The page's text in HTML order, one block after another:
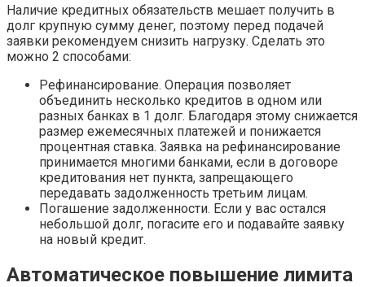
Наличие кредитных обязательств мешает получить в
долг крупную сумму денег, поэтому перед подачей
заявки рекомендуем снизить нагрузку. Сделать это
можно 2 способами:
Рефинансирование. Операция позволяет
объединить несколько кредитов в одном или
разных банках в 1 долг. Благодаря этому снижается
размер ежемесячных платежей и понижается
процентная ставка. Заявка на рефинансирование
принимается многими банками, если в договоре
кредитования нет пункта, запрещающего
передавать задолженность третьим лицам.
Погашение задолженности. Если у вас остался
небольшой долг, погасите его и подавайте заявку
на новый кредит.
Автоматическое повышение лимита